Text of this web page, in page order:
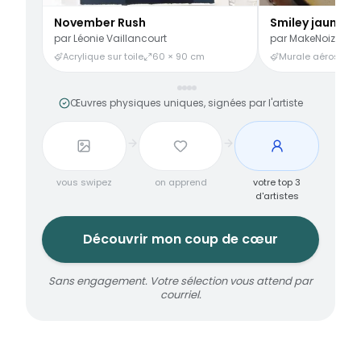
November Rush
par Léonie Vaillancourt
Acrylique sur toile 60 × 90 cm
Smiley jaune
par MakeNoize
Murale aérosol
Œuvres physiques uniques, signées par l'artiste
vous swipez on apprend
votre top 3
d'artistes
Découvrir mon coup de cœur
Sans engagement. Votre sélection vous attend par
courriel.